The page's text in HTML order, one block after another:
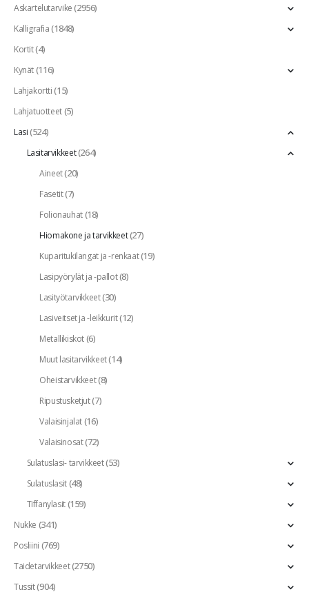
Askartelutarvike(2956)
Kalligrafia(1848)
Kortit(4)
Kynät(116)
Lahjakortti(15)
Lahjatuotteet(5)
Lasi(524)
Lasitarvikkeet(264)
Aineet(20)
Fasetit(7)
Folionauhat(18)
Hiomakone ja tarvikkeet(27)
Kuparitukilangat ja -renkaat(19)
Lasipyörylät ja -pallot(8)
Lasityötarvikkeet(30)
Lasiveitset ja -leikkurit(12)
Metallikiskot(6)
Muut lasitarvikkeet(14)
Oheistarvikkeet(8)
Ripustusketjut(7)
Valaisinjalat(16)
Valaisinosat(72)
Sulatuslasi- tarvikkeet(53)
Sulatuslasit(48)
Tiffanylasit(159)
Nukke (341)
Posliini (769)
Taidetarvikkeet(2750)
Tussit(904)